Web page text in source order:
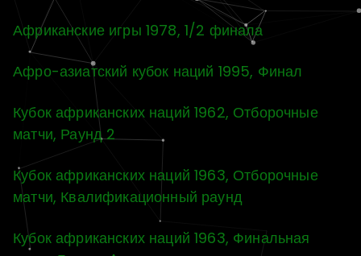
Африканские игры 1978, 1/2 финала
Афро-азиатский кубок наций 1995, Финал
Кубок африканских наций 1962, Отборочные
матчи, Раунд 2
Кубок африканских наций 1963, Отборочные
матчи, Квалификационный раунд
Кубок африканских наций 1963, Финальная